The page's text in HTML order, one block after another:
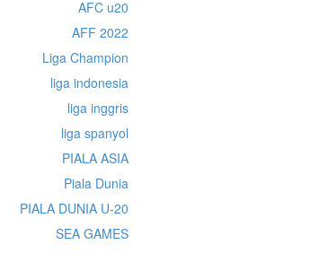
AFC u20
AFF 2022
Liga Champion
liga indonesia
liga inggris
liga spanyol
PIALA ASIA
Piala Dunia
PIALA DUNIA U-20
SEA GAMES